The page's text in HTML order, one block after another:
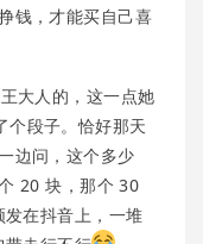
钱，才能买自己喜
大人的，这一点她
个段子。恰好那天
边问，这个多少
20 块，那个 30
在抖音上，一堆